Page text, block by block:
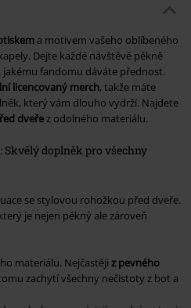
a motivem vašeho oblíbeného
Dejte každé návštěvě pěkně
fandomu dáváte přednost.
licencovaný merch, takže máte
který vám dlouho vydrží. Najdete
dveřez odolného materiálu.
doplněk pro všechny
se stylovou rohožkou před dveře.
je nejen pěkný ale zároveň
materiálu. Nejčastěji z pevného
zachytí všechny nečistoty z bot a